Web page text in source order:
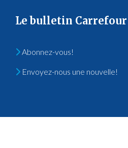
Le bulletin
Abonnez-vous!
Envoyez-nous une nouvelle!